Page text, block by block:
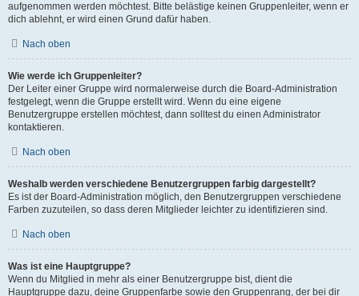
aufgenommen werden möchtest. Bitte belästige keinen Gruppenleiter, wenn er
dich ablehnt, er wird einen Grund dafür haben.
Nach oben
Wie werde ich Gruppenleiter?
Der Leiter einer Gruppe wird normalerweise durch die Board-Administration
festgelegt, wenn die Gruppe erstellt wird. Wenn du eine eigene
Benutzergruppe erstellen möchtest, dann solltest du einen Administrator
kontaktieren.
Nach oben
Weshalb werden verschiedene Benutzergruppen farbig dargestellt?
Es ist der Board-Administration möglich, den Benutzergruppen verschiedene
Farben zuzuteilen, so dass deren Mitglieder leichter zu identifizieren sind.
Nach oben
Was ist eine Hauptgruppe?
Wenn du Mitglied in mehr als einer Benutzergruppe bist, dient die
Hauptgruppe dazu, deine Gruppenfarbe sowie den Gruppenrang, der bei dir